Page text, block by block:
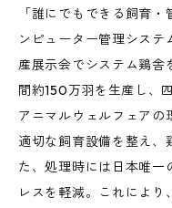
「誰にでもできる飼育
ンピューター管理シス
産展示会でシステム鶏舎
間約150万羽を生産し、
アニマルウェルフェアの
適切な飼育設備を整え、
た、処理時には日本唯一
レスを軽減。これによ